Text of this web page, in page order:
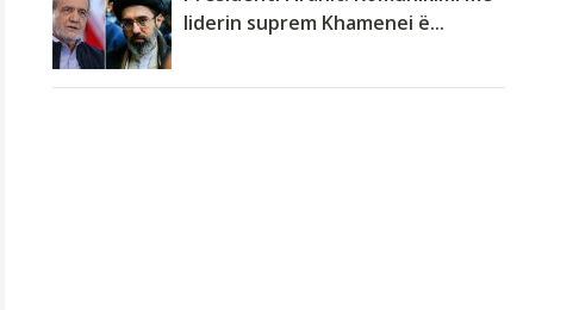
liderin suprem Khamenei ë...